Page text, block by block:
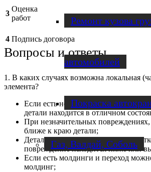
Ремонт кузова
автомобилей
Покраска
Газ, Валдай, Соболь
3
Оценка
работ
4 Подпись договора
Вопросы и ответы
1. В каких случаях возможна локальная
элемента?
Если есть небольшие повреждения,
детали находится в отличном
При незначительных
ближе к краю детали;
Детали, на которых есть ребро
повреждение находится ниже или
Если есть молдинги и переход
молдинг;